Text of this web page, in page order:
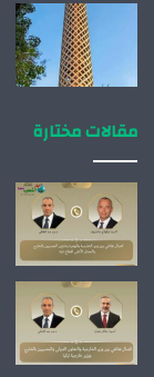
مقالات مختارة